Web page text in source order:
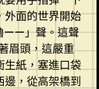
面的世界開始
——」聲。這聲
眉頭，這嚴重
生紙，塞進口袋
，從高架橋到